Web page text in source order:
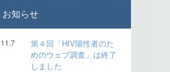
お知らせ
11.7
第４回「HIV陽性者のた
めのウェブ調査」は終了
しました